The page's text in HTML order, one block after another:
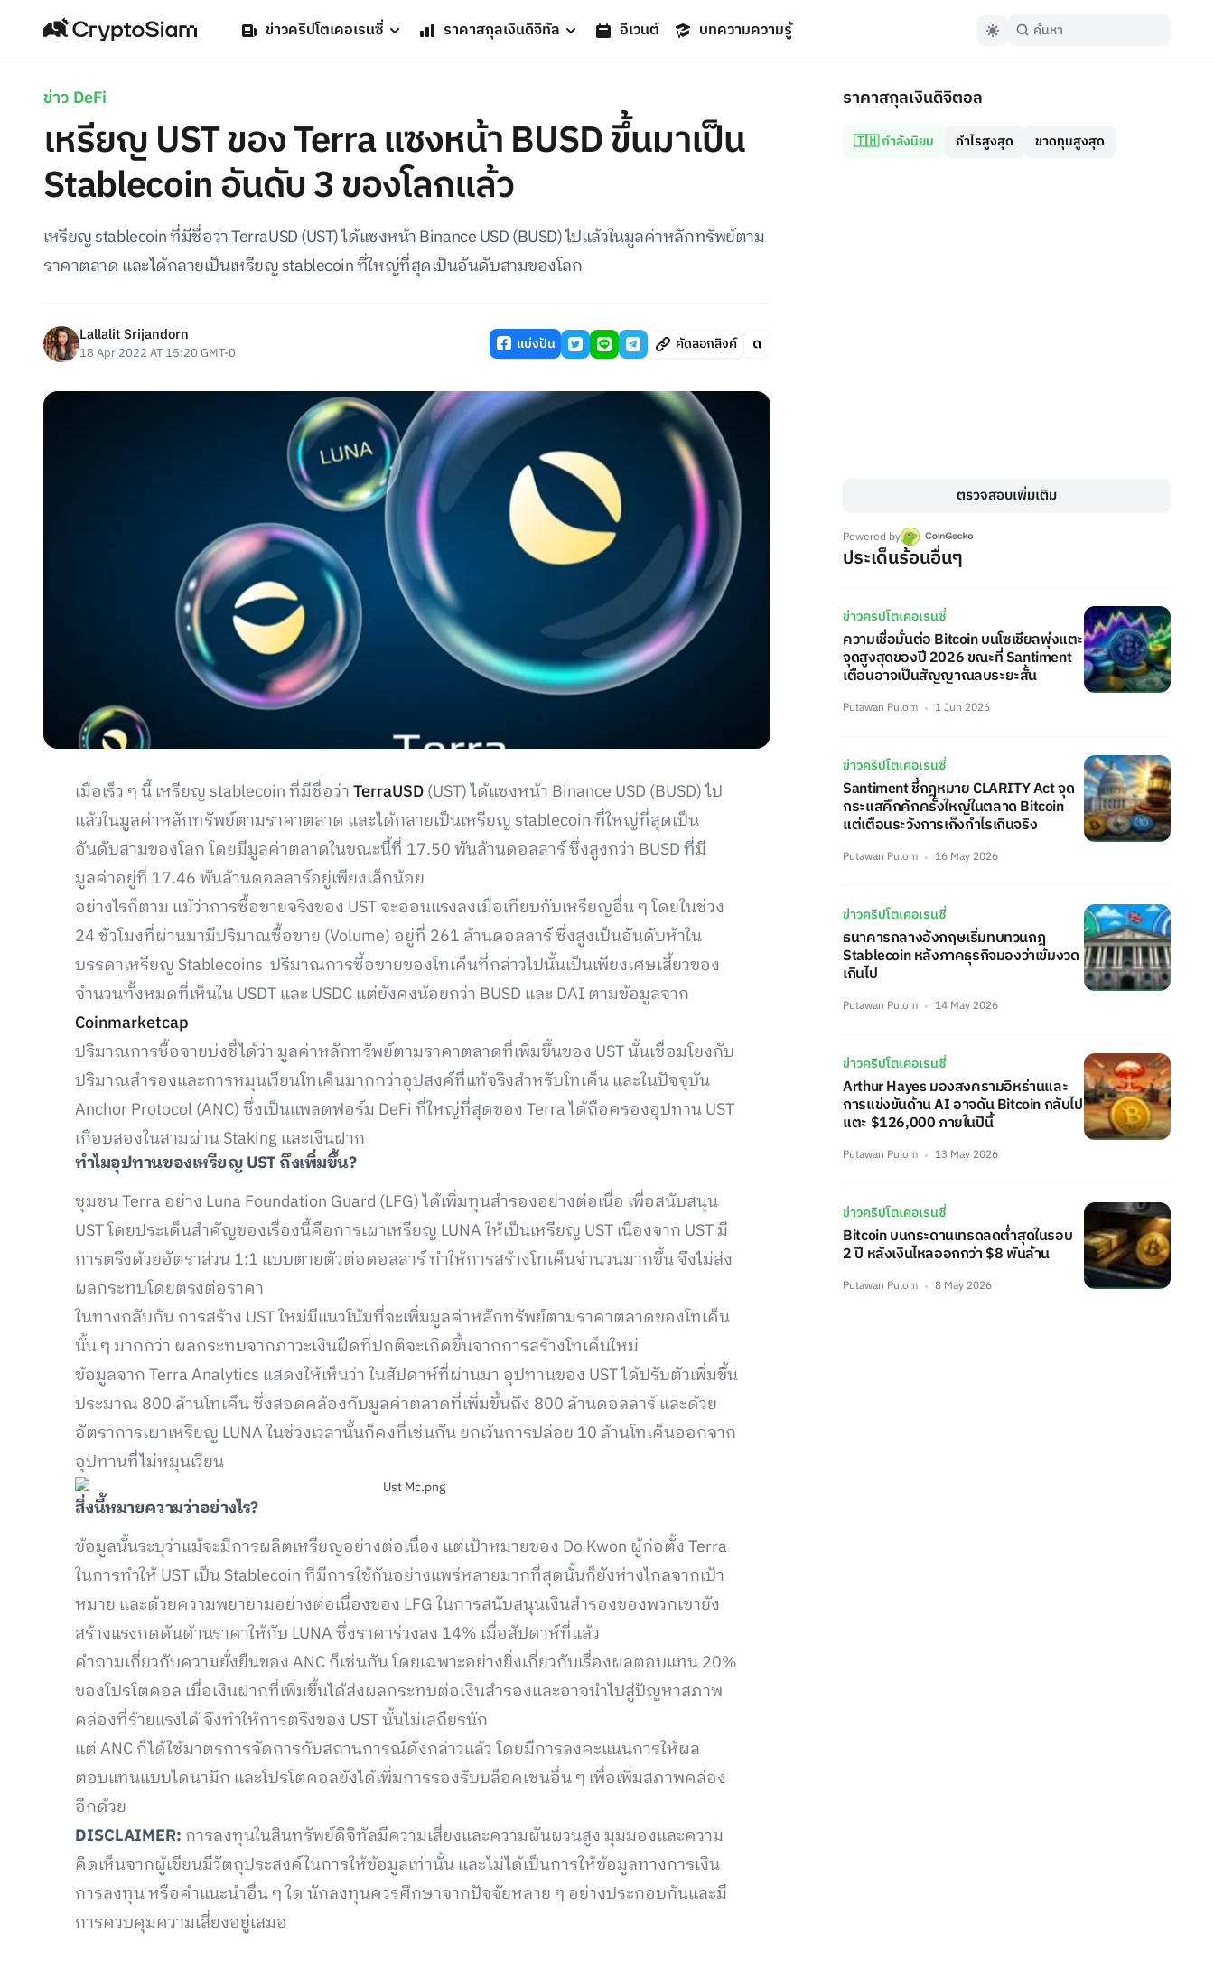
ข่าวคริปโตเคอเรนซี่ ราคาสกุลเงินดิจิทัล อีเวนต์ บทความความรู้
ข่าว DeFi
เหรียญ UST ของ Terra แซงหน้า BUSD ขึ้นมาเป็น
Stablecoin อันดับ 3 ของโลกแล้ว
เหรียญ stablecoin ที่มีชื่อว่า TerraUSD (UST) ได้แซงหน้า Binance USD (BUSD) ไปแล้วในมูลค่าหลักทรัพย์ตาม
ราคาตลาด และได้กลายเป็นเหรียญ stablecoin ที่ใหญ่ที่สุดเป็นอันดับสามของโลก
Lallalit Srijandorn
18 Apr 2022 AT 15:20 GMT-0 แบ่งปัน คัดลอกลิงค์
เมื่อเร็ว ๆ นี้ เหรียญ stablecoin ที่มีชื่อว่าTerraUSD(UST) ได้แซงหน้า Binance USD (BUSD) ไป
แล้วในมูลค่าหลักทรัพย์ตามราคาตลาด และได้กลายเป็นเหรียญ stablecoin ที่ใหญ่ที่สุดเป็น
อันดับสามของโลก โดยมีมูลค่าตลาดในขณะนี้ที่ 17.50 พันล้านดอลลาร์ ซึ่งสูงกว่า BUSD ที่มี
มูลค่าอยู่ที่ 17.46 พันล้านดอลลาร์อยู่เพียงเล็กน้อย
อย่างไรก็ตาม แม้ว่าการซื้อขายจริงของ UST จะอ่อนแรงลงเมื่อเทียบกับเหรียญอื่น ๆ โดยในช่วง
24 ชั่วโมงที่ผ่านมามีปริมาณซื้อขาย (Volume) อยู่ที่ 261 ล้านดอลลาร์ ซึ่งสูงเป็นอันดับห้าใน
บรรดาเหรียญ Stablecoins ปริมาณการซื้อขายของโทเค็นที่กล่าวไปนั้นเป็นเพียงเศษเสี้ยวของ
จำนวนทั้งหมดที่เห็นใน USDT และ USDC แต่ยังคงน้อยกว่า BUSD และ DAI ตามข้อมูลจาก
Coinmarketcap
ปริมาณการซื้อจายบ่งชี้ได้ว่า มูลค่าหลักทรัพย์ตามราคาตลาดที่เพิ่มขึ้นของ UST นั้นเชื่อมโยงกับ
ปริมาณสำรองและการหมุนเวียนโทเค็นมากกว่าอุปสงค์ที่แท้จริงสำหรับโทเค็น และในปัจจุบัน
Anchor Protocol (ANC) ซึ่งเป็นแพลตฟอร์ม DeFi ที่ใหญ่ที่สุดของ Terra ได้ถือครองอุปทาน UST
เกือบสองในสามผ่าน Staking และเงินฝาก
ทำไมอุปทานของเหรียญ UST ถึงเพิ่มขึ้น?
ชุมชน Terra อย่าง Luna Foundation Guard (LFG) ได้เพิ่มทุนสำรองอย่างต่อเนื่อ เพื่อสนับสนุน
UST โดยประเด็นสำคัญของเรื่องนี้คือการเผาเหรียญ LUNA ให้เป็นเหรียญ UST เนื่องจาก UST มี
การตรึงด้วยอัตราส่วน 1:1 แบบตายตัวต่อดอลลาร์ ทำให้การสร้างโทเค็นจำนวนมากขึ้น จึงไม่ส่ง
ผลกระทบโดยตรงต่อราคา
ในทางกลับกัน การสร้าง UST ใหม่มีแนวโน้มที่จะเพิ่มมูลค่าหลักทรัพย์ตามราคาตลาดของโทเค็น
นั้น ๆ มากกว่า ผลกระทบจากภาวะเงินฝืดที่ปกติจะเกิดขึ้นจากการสร้างโทเค็นใหม่
ข้อมูลจาก Terra Analytics แสดงให้เห็นว่า ในสัปดาห์ที่ผ่านมา อุปทานของ UST ได้ปรับตัวเพิ่มขึ้น
ประมาณ 800 ล้านโทเค็น ซึ่งสอดคล้องกับมูลค่าตลาดที่เพิ่มขึ้นถึง 800 ล้านดอลลาร์ และด้วย
อัตราการเผาเหรียญ LUNA ในช่วงเวลานั้นก็คงที่เช่นกัน ยกเว้นการปล่อย 10 ล้านโทเค็นออกจาก
อุปทานที่ไม่หมุนเวียน
สิ่งนี้หมายความว่าอย่างไร?
ข้อมูลนั้นระบุว่าแม้จะมีการผลิตเหรียญอย่างต่อเนื่อง แต่เป้าหมายของ Do Kwon ผู้ก่อตั้ง Terra
ในการทำให้ UST เป็น Stablecoin ที่มีการใช้กันอย่างแพร่หลายมากที่สุดนั้นก็ยังห่างไกลจากเป้า
หมาย และด้วยความพยายามอย่างต่อเนื่องของ LFG ในการสนับสนุนเงินสำรองของพวกเขายัง
สร้างแรงกดดันด้านราคาให้กับ LUNA ซึ่งราคาร่วงลง 14% เมื่อสัปดาห์ที่แล้ว
คำถามเกี่ยวกับความยั่งยืนของ ANC ก็เช่นกัน โดยเฉพาะอย่างยิ่งเกี่ยวกับเรื่องผลตอบแทน 20%
ของโปรโตคอล เมื่อเงินฝากที่เพิ่มขึ้นได้ส่งผลกระทบต่อเงินสำรองและอาจนำไปสู่ปัญหาสภาพ
คล่องที่ร้ายแรงได้ จึงทำให้การตรึงของ UST นั้นไม่เสถียรนัก
แต่ ANC ก็ได้ใช้มาตรการจัดการกับสถานการณ์ดังกล่าวแล้ว โดยมีการลงคะแนนการให้ผล
ตอบแทนแบบไดนามิก และโปรโตคอลยังได้เพิ่มการรองรับบล็อคเชนอื่น ๆ เพื่อเพิ่มสภาพคล่อง
อีกด้วย
DISCLAIMER: การลงทุนในสินทรัพย์ดิจิทัลมีความเสี่ยงและความผันผวนสูง มุมมองและความ
คิดเห็นจากผู้เขียนมีวัตถุประสงค์ในการให้ข้อมูลเท่านั้น และไม่ได้เป็นการให้ข้อมูลทางการเงิน
การลงทุน หรือคำแนะนำอื่น ๆ ใด นักลงทุนควรศึกษาจากปัจจัยหลาย ๆ อย่างประกอบกันและมี
การควบคุมความเสี่ยงอยู่เสมอ
ราคาสกุลเงินดิจิตอล
🇹🇭 กำลังนิยม กำไรสูงสุด ขาดทุนสูงสุด
ตรวจสอบเพิ่มเติม
Powered by
ประเด็นร้อนอื่นๆ
ข่าวคริปโตเคอเรนซี่
ความเชื่อมั่นต่อ Bitcoin บนโซเชียลพุ่งแตะ
จุดสูงสุดของปี 2026 ขณะที่ Santiment
เตือนอาจเป็นสัญญาณลบระยะสั้น
Putawan Pulom 1 Jun 2026
ข่าวคริปโตเคอเรนซี่
Santiment ชี้กฎหมาย CLARITY Act จุด
กระแสคึกคักครั้งใหญ่ในตลาด Bitcoin
แต่เตือนระวังการเก็งกำไรเกินจริง
Putawan Pulom 16 May 2026
ข่าวคริปโตเคอเรนซี่
ธนาคารกลางอังกฤษเริ่มทบทวนกฎ
Stablecoin หลังภาคธุรกิจมองว่าเข้มงวด
เกินไป
Putawan Pulom 14 May 2026
ข่าวคริปโตเคอเรนซี่
Arthur Hayes มองสงครามอิหร่านและ
การแข่งขันด้าน AI อาจดัน Bitcoin กลับไป
แตะ $126,000 ภายในปีนี้
Putawan Pulom 13 May 2026
ข่าวคริปโตเคอเรนซี่
Bitcoin บนกระดานเทรดลดต่ำสุดในรอบ
2 ปี หลังเงินไหลออกกว่า $8 พันล้าน
Putawan Pulom 8 May 2026